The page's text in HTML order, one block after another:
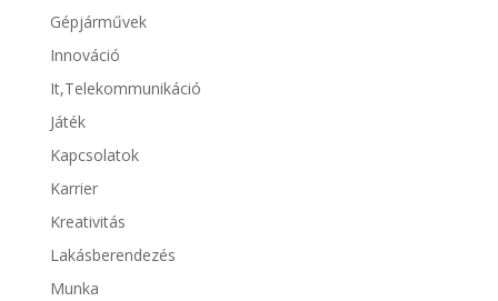
Gépjárművek
Innováció
It,Telekommunikáció
Játék
Kapcsolatok
Karrier
Kreativitás
Lakásberendezés
Munka